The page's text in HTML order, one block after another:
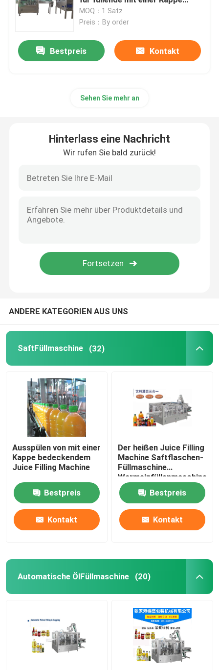
SoßenFüllmaschine
KetschupFüllmaschine
Alkohol-Füllmaschine
Automatische mit einer Kappe bedeckende Maschine
Getränkefüllmaschine
Stau-Füllmaschine
chemische Füllmaschine
Motorenöl-Füllmaschine
SirupFüllmaschine
Flüssigdünger-Füllmaschine
Flüssiges Reinigungsmittel-Füllmaschine
Flasche Unscrambler-Maschine
bedeckende Maschine
Mayonnaisen-Glasgefäßmayos
MOQ：1 Satz
Preis：By order
Bestpreis Kontakt
Sehen Sie mehr an
Hinterlass eine Nachricht
Wir rufen Sie bald zurück!
ANDERE KATEGORIEN AUS UNS
SaftFüllmaschine (32)
Ausspülen von mit einer
Kappe bedeckendem
Juice Filling Machine
Bestpreis
Kontakt
Der heißen Juice Filling
Machine Saftflaschen-
Füllmaschine
Warmeinfüllenmaschine
12000BPH heiße
Bestpreis
Kontakt
Automatische ÖlFüllmaschine (20)